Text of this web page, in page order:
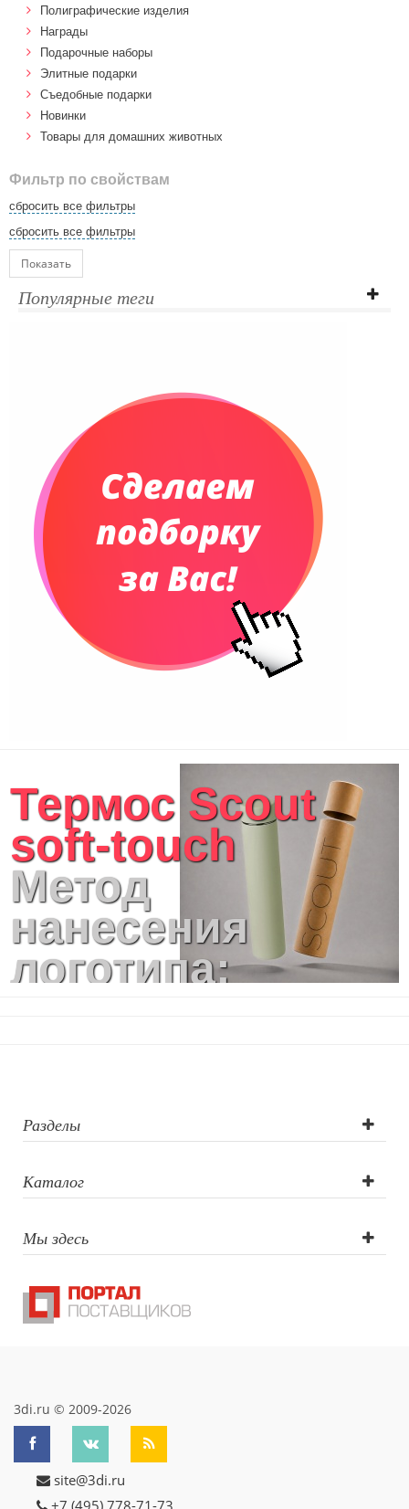
Полиграфические изделия
Награды
Подарочные наборы
Элитные подарки
Cъедобные подарки
Новинки
Товары для домашних животных
Фильтр по свойствам
сбросить все фильтры
сбросить все фильтры
Показать
Популярные теги
Термос Scout
soft-touch
Метод
нанесения
логотипа:
печать круговая,
Гравировка
(CO2 лазер), УФ-
печать
Разделы
Каталог
Мы здесь
3di.ru © 2009-2026
site@3di.ru
+7 (495) 778-71-73